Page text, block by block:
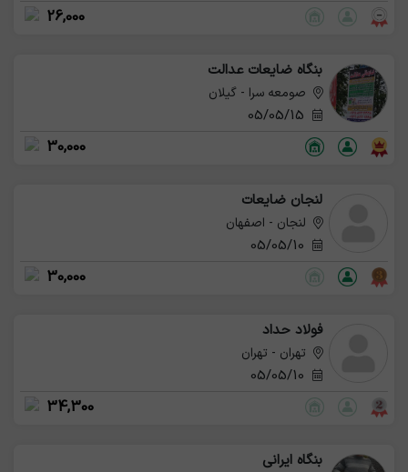
26,000
بنگاه ضایعات عدالت
صومعه سرا - گیلان
30,000
لنجان ضایعات
لنجان - اصفهان
30,000
فولاد حداد
تهران - تهران
34,300
بنگاه ایرانی